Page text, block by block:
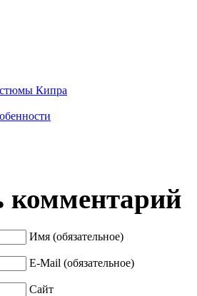
Кипра
комментарий
Имя (обязательное)
E-Mail (обязательное)
Сайт